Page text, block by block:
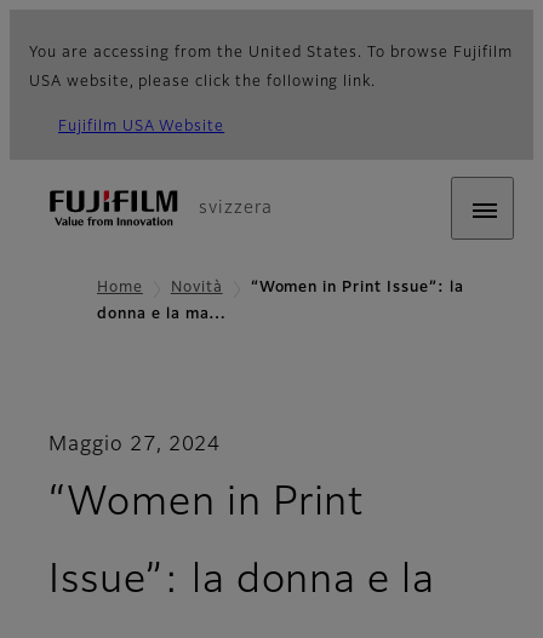
You are accessing from the United States. To browse Fujifilm
USA website, please click the following link.
Fujifilm USA Website
svizzera
Home Novità
“Women in Print Issue”: la
donna e la ma…
Maggio 27, 2024
“Women in Print
Issue”: la donna e la